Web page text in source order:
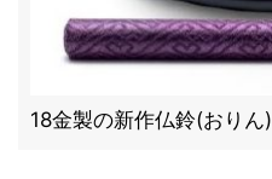
18金製の新作仏鈴(おりん)